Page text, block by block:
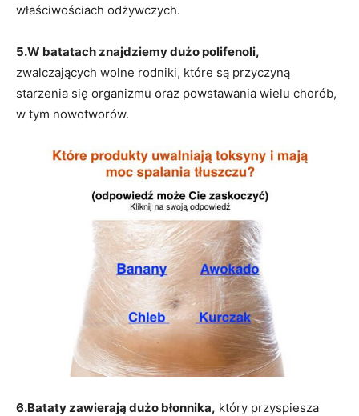
właściwościach odżywczych.
5.W batatach znajdziemy dużo polifenoli,
zwalczających wolne rodniki, które są przyczyną
starzenia się organizmu oraz powstawania wielu chorób,
w tym nowotworów.
6.Bataty zawierają dużo błonnika, który przyspiesza